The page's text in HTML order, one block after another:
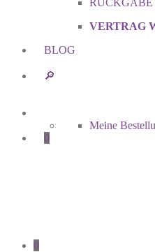
RÜCKGABE
VERTRAG
BLOG
🔎︎
Meine
0
0